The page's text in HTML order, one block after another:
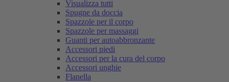
Visualizza tutti
Spugne da doccia
Spazzole per il corpo
Spazzole per massaggi
Guanti per autoabbronzante
Accessori piedi
Accessori per la cura del corpo
Accessori unghie
Flanella